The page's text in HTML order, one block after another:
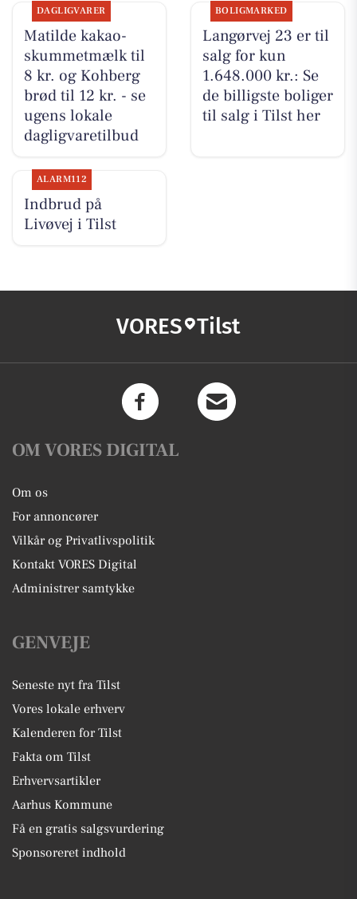
DAGLIGVARER
Matilde kakao-
skummetmælk til
8 kr. og Kohberg
brød til 12 kr. - se
ugens lokale
dagligvaretilbud
BOLIGMARKED
Langørvej 23 er til
salg for kun
1.648.000 kr.: Se
de billigste boliger
til salg i Tilst her
ALARM112
Indbrud på
Livøvej i Tilst
VORES Tilst
OM VORES DIGITAL
Om os
For annoncører
Vilkår og Privatlivspolitik
Kontakt VORES Digital
Administrer samtykke
GENVEJE
Seneste nyt fra Tilst
Vores lokale erhverv
Kalenderen for Tilst
Fakta om Tilst
Erhvervsartikler
Aarhus Kommune
Få en gratis salgsvurdering
Sponsoreret indhold